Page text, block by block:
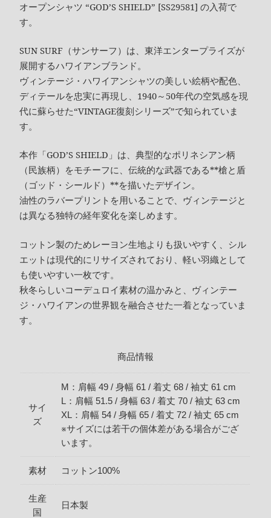
オープンシャツ “GOD’S SHIELD” [SS29581] の入荷で
す。
SUN SURF（サンサーフ）は、東洋エンタープライズが
展開するハワイアンブランド。
ヴィンテージ・ハワイアンシャツの美しい絵柄や配色、
ディテールを忠実に再現し、1940～50年代の空気感を現
代に蘇らせた“VINTAGE復刻シリーズ”で知られていま
す。
本作「GOD’S SHIELD」は、典型的なポリネシアン柄
（民族柄）をモチーフに、伝統的な武器である**槍と盾
（ゴッド・シールド）**を描いたデザイン。
油性のラバープリントを用いることで、ヴィンテージと
は異なる独特の経年変化を楽しめます。
コットン製のためレーヨン生地よりも扱いやすく、シル
エットは現代的にリサイズされており、軽い羽織として
も使いやすい一枚です。
秋冬らしいコーデュロイ素材の温かみと、ヴィンテー
ジ・ハワイアンの世界観を融合させた一着となっていま
す。
商品情報
サイ
ズ
M：肩幅 49 / 身幅 61 / 着丈 68 / 袖丈 61 cm
L：肩幅 51.5 / 身幅 63 / 着丈 70 / 袖丈 63 cm
XL：肩幅 54 / 身幅 65 / 着丈 72 / 袖丈 65 cm
※サイズには若干の個体差がある場合がござ
います。
素材 コットン100%
生産
国
日本製